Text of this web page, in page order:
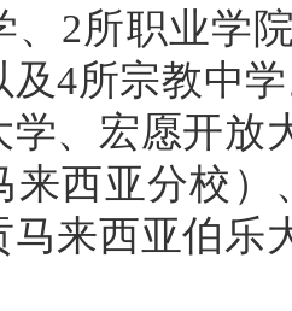
、2所职业学
及4所宗教中
学、宏愿开放
来西亚分校
马来西亚伯乐